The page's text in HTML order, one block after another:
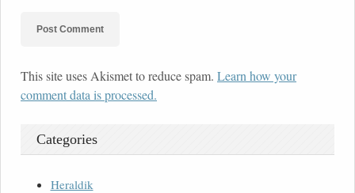
This site uses Akismet to reduce spam. Learn how your
comment data is processed.
Categories
Heraldik